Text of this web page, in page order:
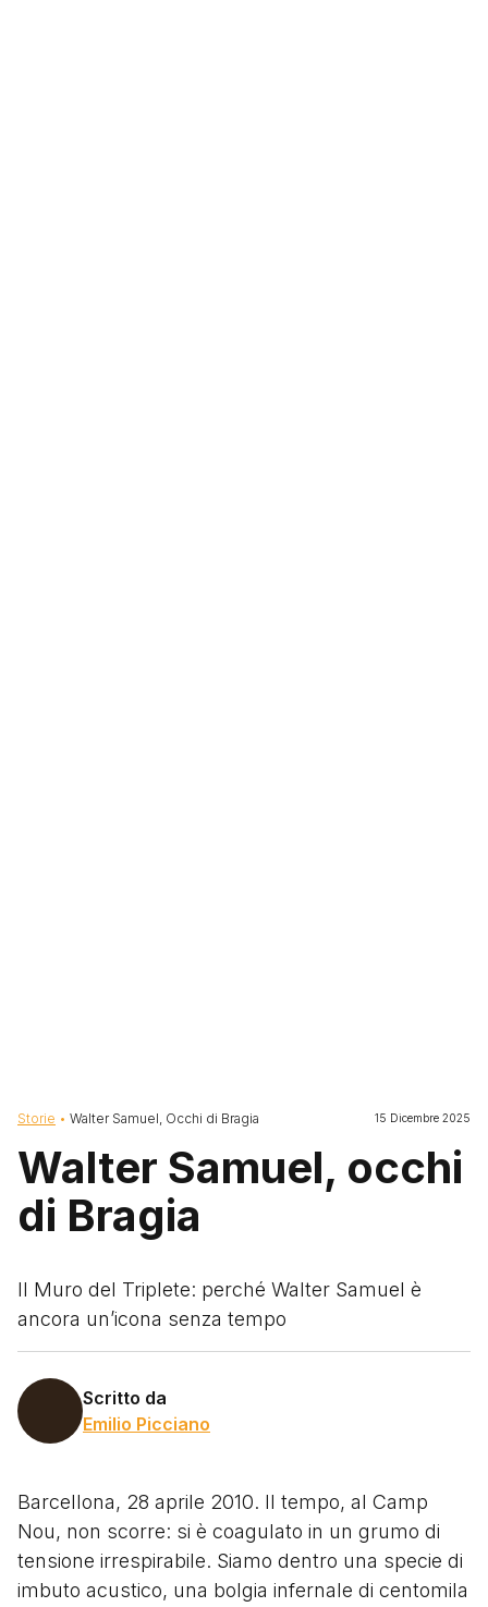
Briciole di pane
Storie Walter Samuel, Occhi di Bragia 15 Dicembre 2025
Walter Samuel, occhi
di Bragia
Il Muro del Triplete: perché Walter Samuel è
ancora un’icona senza tempo
Scritto da
Emilio Picciano
Barcellona, 28 aprile 2010. Il tempo, al Camp
Nou, non scorre: si è coagulato in un grumo di
tensione irrespirabile. Siamo dentro una specie di
imbuto acustico, una bolgia infernale di centomila